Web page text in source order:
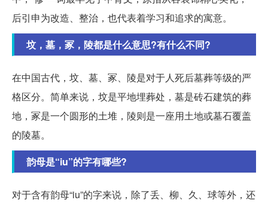
后引申为改造、整治，也代表着学习和追求的寓意。
坟，墓，冢，陵都是什么意思?有什么不同?
在中国古代，坟、墓、冢、陵是对于人死后墓葬等级的严
格区分。简单来说，坟是平地埋葬处，墓是砖石建筑的葬
地，冢是一个圆形的土堆，陵则是一座用土地或墓石覆盖
的陵墓。
韵母是“iu”的字有哪些?
对于含有韵母“iu”的字来说，除了丢、柳、久、球等外，还